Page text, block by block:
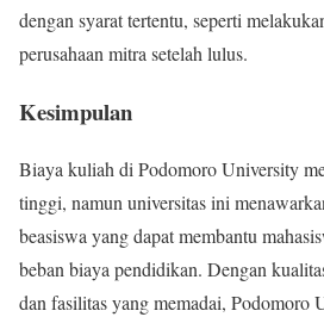
dengan syarat tertentu, seperti
perusahaan mitra setelah lulus.
Kesimpulan
Biaya kuliah di Podomoro University
tinggi, namun universitas ini
beasiswa yang dapat membantu
beban biaya pendidikan. Dengan
dan fasilitas yang memadai, Podomoro